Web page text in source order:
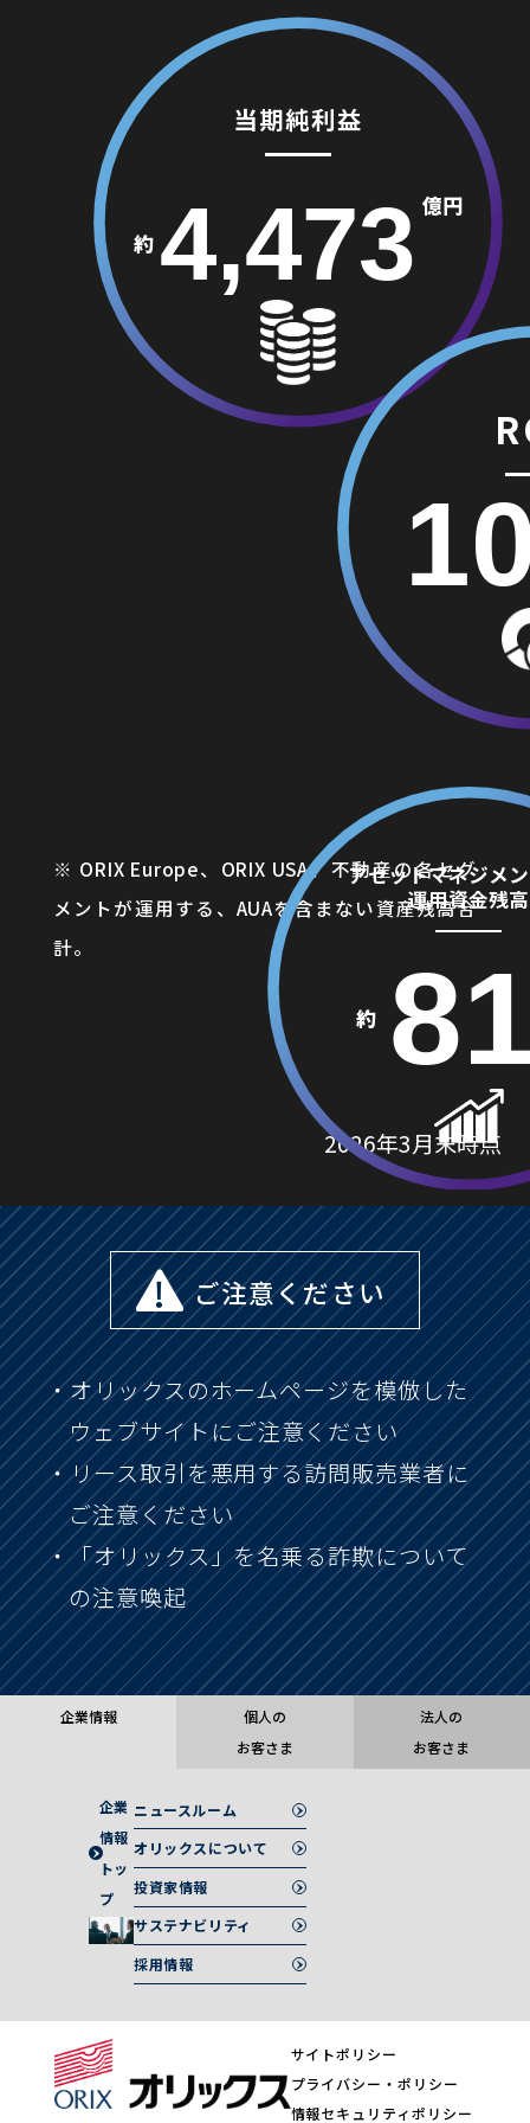
当期純利益
約 4,473 億円
アセットマネジメ
運用資金残高
約
※ ORIX Europe、ORIX USA、不動産の各セグ
メントが運用する、AUAを含まない資産残高合
計。
2026年3月末時点
ご注意ください
オリックスのホームページを模倣した
ウェブサイトにご注意ください
リース取引を悪用する訪問販売業者に
ご注意ください
「オリックス」を名乗る詐欺について
の注意喚起
企業情報
個人の
お客さま
法人の
お客さま
企業
情報
トッ
プ
ニュースルーム
オリックスについて
投資家情報
サステナビリティ
採用情報
サイトポリシー
プライバシー・ポリシー
情報セキュリティポリシー